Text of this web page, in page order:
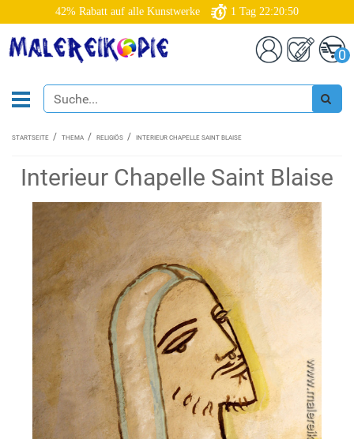
42% Rabatt auf alle Kunstwerke 1 Tag 22:20:49
0
STARTSEITE THEMA RELIGIÖS INTERIEUR CHAPELLE SAINT BLAISE
Interieur Chapelle Saint Blaise